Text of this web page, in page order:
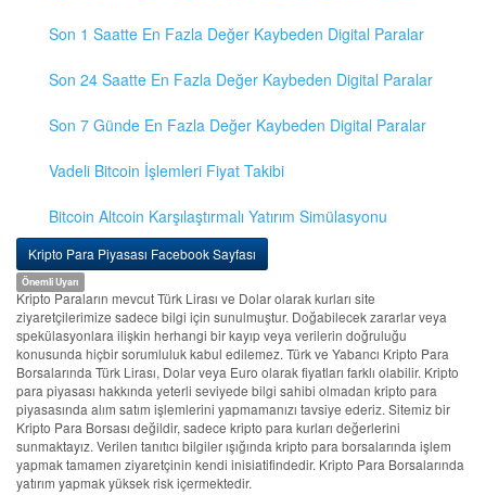
Son 1 Saatte En Fazla Değer Kaybeden Digital Paralar
Son 24 Saatte En Fazla Değer Kaybeden Digital Paralar
Son 7 Günde En Fazla Değer Kaybeden Digital Paralar
Vadeli Bitcoin İşlemleri Fiyat Takibi
Bitcoin Altcoin Karşılaştırmalı Yatırım Simülasyonu
Kripto Para Piyasası Facebook Sayfası
Önemli Uyarı
Kripto Paraların mevcut Türk Lirası ve Dolar olarak kurları site
ziyaretçilerimize sadece bilgi için sunulmuştur. Doğabilecek zararlar veya
spekülasyonlara ilişkin herhangi bir kayıp veya verilerin doğruluğu
konusunda hiçbir sorumluluk kabul edilemez. Türk ve Yabancı Kripto Para
Borsalarında Türk Lirası, Dolar veya Euro olarak fiyatları farklı olabilir. Kripto
para piyasası hakkında yeterli seviyede bilgi sahibi olmadan kripto para
piyasasında alım satım işlemlerini yapmamanızı tavsiye ederiz. Sitemiz bir
Kripto Para Borsası değildir, sadece kripto para kurları değerlerini
sunmaktayız. Verilen tanıtıcı bilgiler ışığında kripto para borsalarında işlem
yapmak tamamen ziyaretçinin kendi inisiatifindedir. Kripto Para Borsalarında
yatırım yapmak yüksek risk içermektedir.